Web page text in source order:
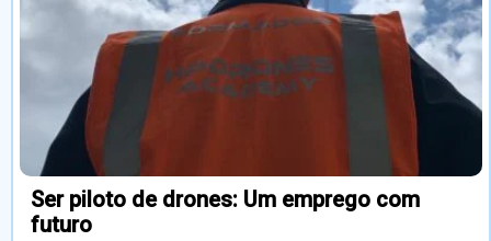
Ser piloto de drones: Um emprego com
futuro